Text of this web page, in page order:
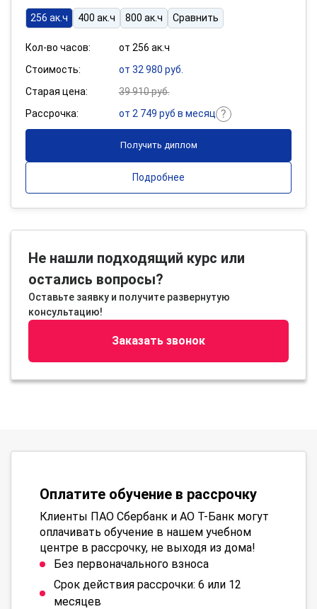
256 ак.ч 400 ак.ч 800 ак.ч Сравнить
Кол-во часов:
от 256 ак.ч
Стоимость:
от 32 980 руб.
Старая цена:
39 910 руб.
Рассрочка:
от 2 749 руб в месяц
Получить диплом
Подробнее
Не нашли подходящий курс или
остались вопросы?
Оставьте заявку и получите развернутую
консультацию!
Заказать звонок
Оплатите обучение в рассрочку
Клиенты ПАО Сбербанк и АО Т-Банк могут
оплачивать обучение в нашем учебном
центре в рассрочку, не выходя из дома!
Без первоначального взноса
Срок действия рассрочки: 6 или 12
месяцев